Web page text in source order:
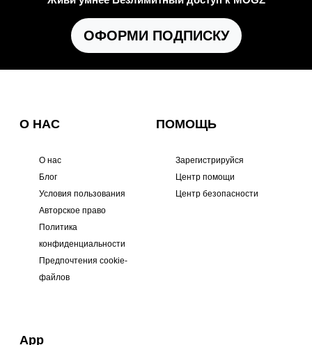
ОФОРМИ ПОДПИСКУ
О НАС
О нас
Блог
Условия пользования
Авторское право
Политика
конфиденциальности
Предпочтения cookie-
файлов
ПОМОЩЬ
Зарегистрируйся
Центр помощи
Центр безопасности
App